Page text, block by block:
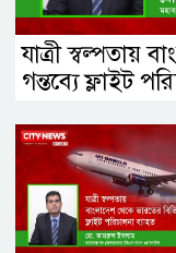
যাত্রী স্বল্পতায়
গন্তব্যে ফ্লাইট